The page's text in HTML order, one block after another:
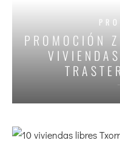
PROMOCIÓN